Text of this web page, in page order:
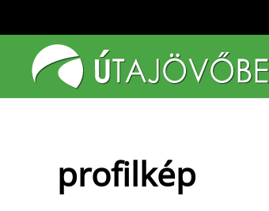
Fő tartalom átugrása
profilkép